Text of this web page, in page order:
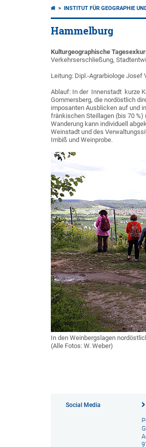
INSTITUT FÜR GEOGRAPHIE
Hammelburg
Kulturgeographische
Verkehrserschließung,
Leitung: Dipl.-Agrarbiologe Josef
Ablauf: In der Innenstadt kurze
Gommersberg, die nordöstlich
imposanten Ausblicken auf und
fränkischen Steillagen (bis 70
Wanderung kann individuell
Weinstadt und des
Imbiß und Weinprobe.
In den Weinbergslagen
(Alle Fotos: W. Weber)
Social Media